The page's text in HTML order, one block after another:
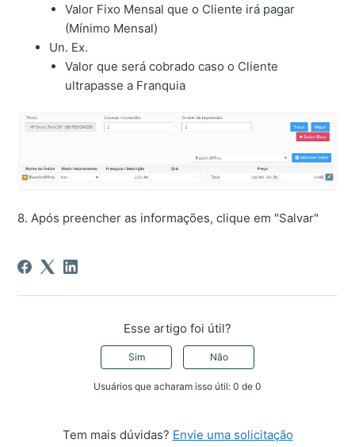
Valor Fixo Mensal que o Cliente irá pagar
(Mínimo Mensal)
Un. Ex.
Valor que será cobrado caso o Cliente
ultrapasse a Franquia
8. Após preencher as informações, clique em "Salvar"
Esse artigo foi útil?
Sim Não
Usuários que acharam isso útil: 0 de 0
Tem mais dúvidas? Envie uma solicitação